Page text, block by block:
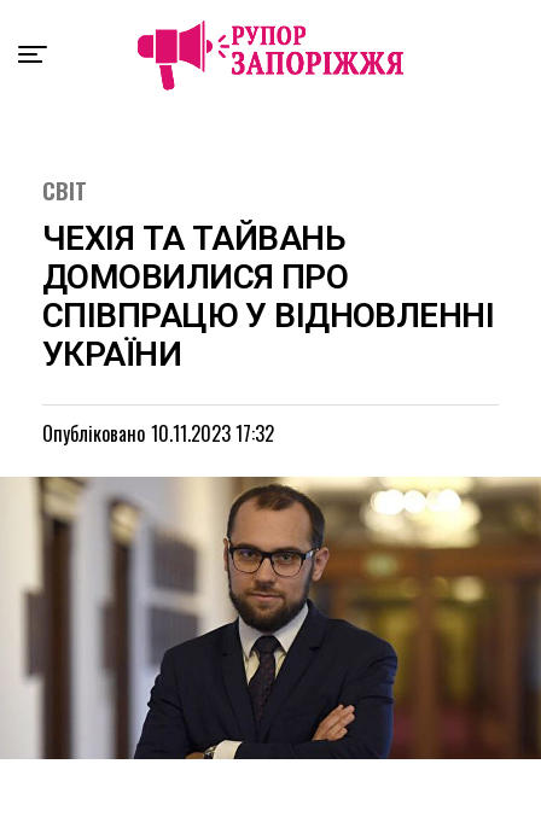
СВІТ
ЧЕХІЯ ТА ТАЙВАНЬ
ДОМОВИЛИСЯ ПРО
СПІВПРАЦЮ У ВІДНОВЛЕННІ
УКРАЇНИ
Опубліковано 10.11.2023 17:32
Exit mobile version